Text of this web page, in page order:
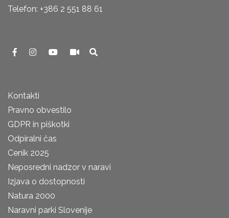
Telefon: +386 2 551 88 61
Kontakti
Pravno obvestilo
GDPR in piškotki
Odpiralni čas
Cenik 2025
Neposredni nadzor v naravi
Izjava o dostopnosti
Natura 2000
Naravni parki Slovenije